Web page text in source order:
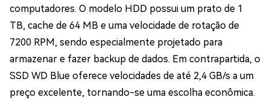
computadores. O modelo HDD possui um prato de 1
TB, cache de 64 MB e uma velocidade de rotação de
7200 RPM, sendo especialmente projetado para
armazenar e fazer backup de dados. Em contrapartida, o
SSD WD Blue oferece velocidades de até 2,4 GB/s a um
preço excelente, tornando-se uma escolha econômica.